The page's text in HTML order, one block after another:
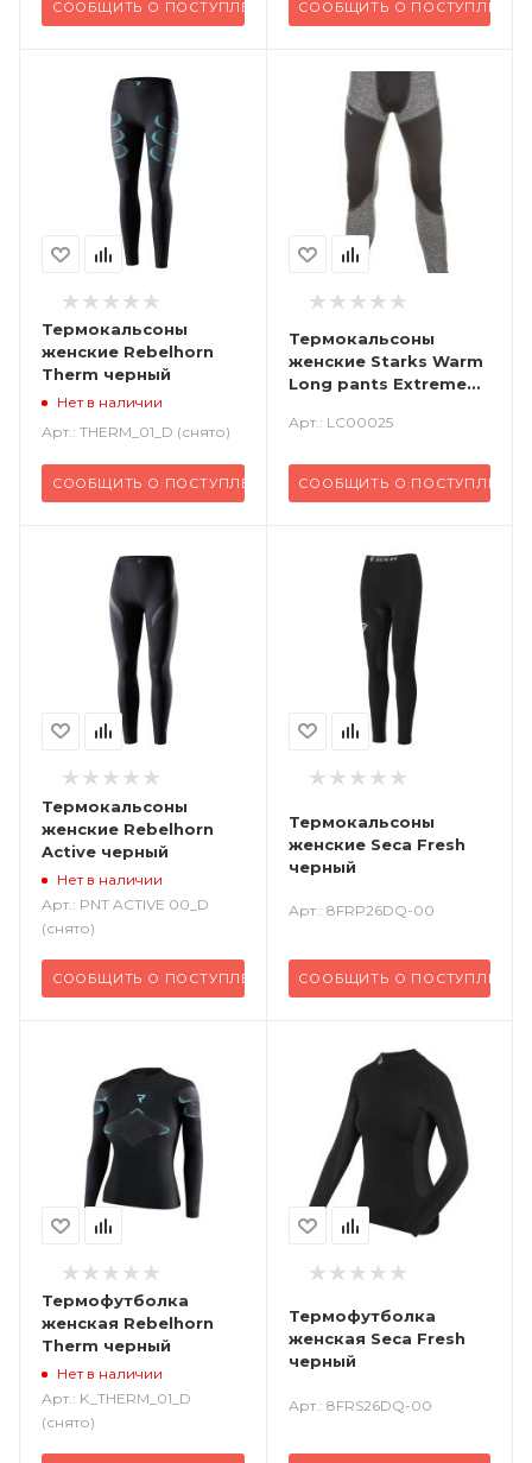
СООБЩИТЬ О ПОСТУПЛЕНИИ СООБЩИТЬ О ПОСТУПЛЕНИИ
Термокальсоны
женские Rebelhorn
Therm черный
Нет в наличии
Арт.: THERM_01_D (снято)
СООБЩИТЬ О ПОСТУПЛЕНИИ
Термокальсоны
женские Starks Warm
Long pants Extreme
Арт.: LC00025
СООБЩИТЬ О ПОСТУПЛЕНИИ
Термокальсоны
женские Rebelhorn
Active черный
Нет в наличии
Арт.: PNT ACTIVE 00_D
(снято)
СООБЩИТЬ О ПОСТУПЛЕНИИ
Термокальсоны
женские Seca Fresh
черный
Арт.: 8FRP26DQ-00
СООБЩИТЬ О ПОСТУПЛЕНИИ
Термофутболка
женская Rebelhorn
Therm черный
Нет в наличии
Арт.: K_THERM_01_D
(снято)
Термофутболка
женская Seca Fresh
черный
Арт.: 8FRS26DQ-00